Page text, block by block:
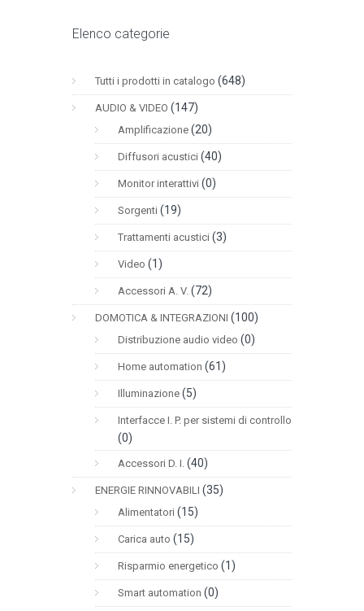
CATALOGO ONLINE
Elenco categorie
Tutti i prodotti in catalogo (648)
AUDIO & VIDEO (147)
Amplificazione (20)
Diffusori acustici (40)
Monitor interattivi (0)
Sorgenti (19)
Trattamenti acustici (3)
Video (1)
Accessori A. V. (72)
DOMOTICA & INTEGRAZIONI (100)
Distribuzione audio video (0)
Home automation (61)
Illuminazione (5)
Interfacce I. P. per sistemi di controllo
(0)
Accessori D. I. (40)
ENERGIE RINNOVABILI (35)
Alimentatori (15)
Carica auto (15)
Risparmio energetico (1)
Smart automation (0)